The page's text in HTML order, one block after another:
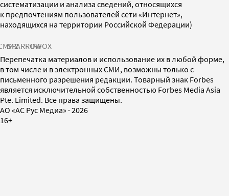
систематизации и анализа сведений, относящихся
к предпочтениям пользователей сети «Интернет»,
находящихся на территории Российской Федерации)
SPARROWINFOX
Перепечатка материалов и использование их в любой форме,
в том числе и в электронных СМИ, возможны только с
письменного разрешения редакции. Товарный знак Forbes
является исключительной собственностью Forbes Media Asia
Pte. Limited. Все права защищены.
AO «АС Рус Медиа» · 2026
16+